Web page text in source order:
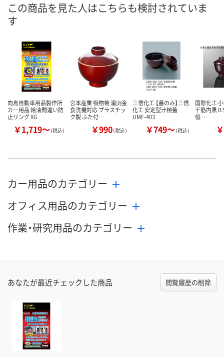
この商品を見た人はこちらも検討されていま
す
向島自動車用品製作所
カー用品 給油間違い防
止リング XG
￥1,719～（税込）
宮本産業 吸物椀 溜渕金
食洗機対応 プラスチッ
ク製 ふた付…
￥990（税込）
三信化工 【蓋のみ】三信
化工 安定型汁椀蓋
UMF-403
￥749～（税込）
国際化工
千筋内黒 B
個 …
カー用品のカテゴリー
オフィス用品のカテゴリー
作業・研究用品のカテゴリー
あなたが最近チェックした商品 閲覧履歴の削除